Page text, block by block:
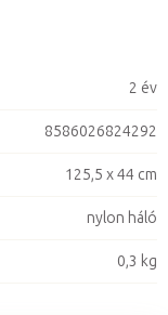
2 év
8586026824292
125,5 x 44 cm
nylon háló
0,3 kg